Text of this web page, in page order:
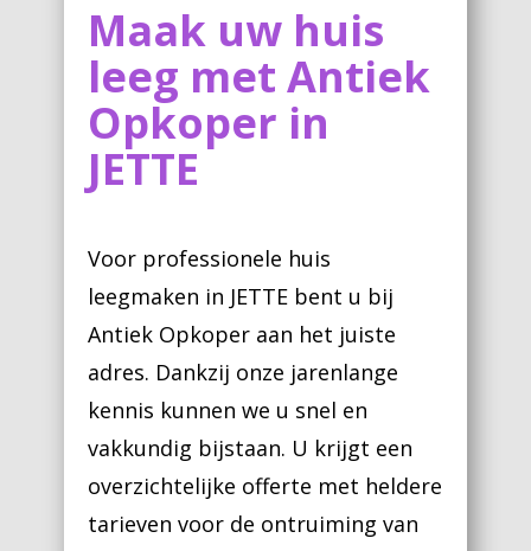
Maak uw huis
leeg met Antiek
Opkoper in
JETTE
Voor professionele huis
leegmaken in JETTE bent u bij
Antiek Opkoper aan het juiste
adres. Dankzij onze jarenlange
kennis kunnen we u snel en
vakkundig bijstaan. U krijgt een
overzichtelijke offerte met heldere
tarieven voor de ontruiming van